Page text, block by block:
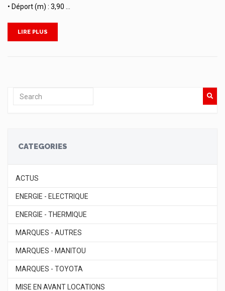
• Déport (m) : 3,90 …
LIRE PLUS
CATEGORIES
ACTUS
ENERGIE - ELECTRIQUE
ENERGIE - THERMIQUE
MARQUES - AUTRES
MARQUES - MANITOU
MARQUES - TOYOTA
MISE EN AVANT LOCATIONS